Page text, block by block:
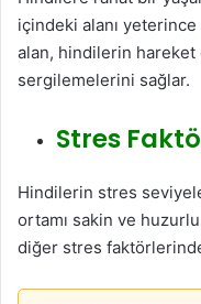
içindeki alanı
alan, hindilerin hareket
sergilemelerini sağlar.
Stres
Hindilerin stres
ortamı sakin ve
diğer stres